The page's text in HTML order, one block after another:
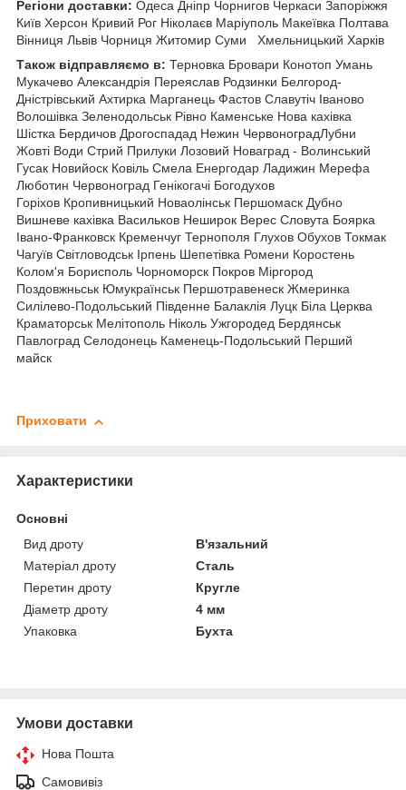
Регіони доставки: Одеса Дніпр Чорнигов Черкаси Запоріжжя
Київ Херсон Кривий Рог Ніколаєв Маріуполь Макеївка Полтава
Вінниця Львів Чорниця Житомир Суми
Хмельницький Харків
Також відправляємо в: Терновка Бровари Конотоп Умань
Мукачево Александрія Переяслав Родзинки Белгород-
Дністрівський Ахтирка Марганець Фастов Славутіч Іваново
Волошівка Зеленодольськ Рівно Каменське Нова кахівка
Шістка Бердичов Дрогоспадад Нежин ЧервоноградЛубни
Жовті Води Стрий Прилуки Лозовий Новаград - Волинський
Гусак Новийоск Ковіль Смела Енергодар Ладижин Мерефа
Люботин Червоноград Генікогачі Богодухов
Горіхов Кропивницький Новаолінськ Першомаск Дубно
Вишневе кахівка Васильков Неширок Верес Словута Боярка
Івано-Франковск Кременчуг Тернополя Глухов Обухов Токмак
Чагуїв Світловодськ Ірпень Шепетівка Ромени Коростень
Колом'я Борисполь Чорноморск Покров Міргород
Поздовжньськ Юмукраїнськ Першотравенеск Жмеринка
Силілево-Подольський Південне Балаклія Луцк Біла Церква
Краматорськ Мелітополь Ніколь Ужгородед Бердянськ
Павлоград Селодонець Каменець-Подольський Перший
майск
Приховати
Характеристики
Основні
Вид дроту
В'язальний
Матеріал дроту
Сталь
Перетин дроту
Кругле
Діаметр дроту
4 мм
Упаковка
Бухта
Умови доставки
Нова Пошта
Самовивіз